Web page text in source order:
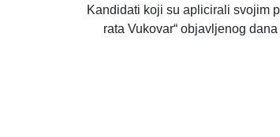
Kandidati koji su aplicirali svojim
rata Vukovar“ objavljenog